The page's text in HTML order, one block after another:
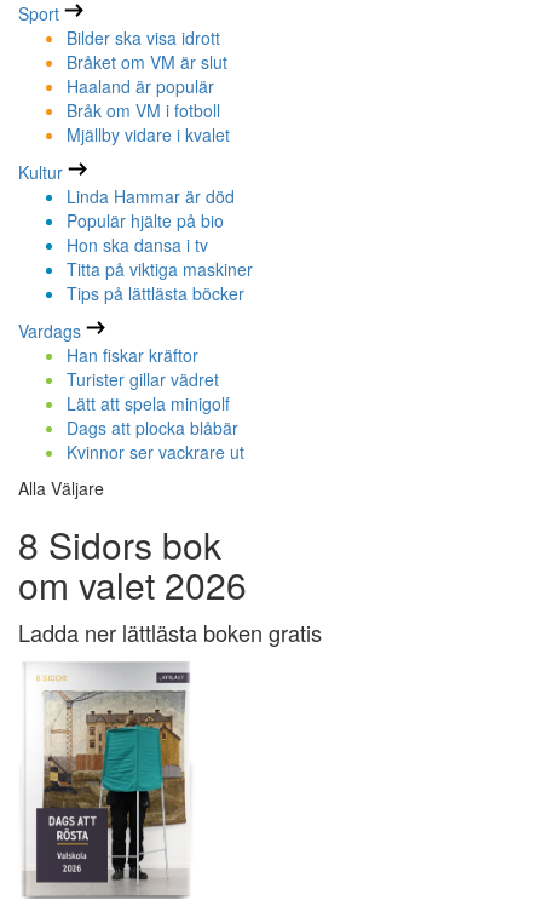
Sport
Bilder ska visa idrott
Bråket om VM är slut
Haaland är populär
Bråk om VM i fotboll
Mjällby vidare i kvalet
Kultur
Linda Hammar är död
Populär hjälte på bio
Hon ska dansa i tv
Titta på viktiga maskiner
Tips på lättlästa böcker
Vardags
Han fiskar kräftor
Turister gillar vädret
Lätt att spela minigolf
Dags att plocka blåbär
Kvinnor ser vackrare ut
Alla Väljare
8 Sidors bok
om valet 2026
Ladda ner lättlästa boken gratis